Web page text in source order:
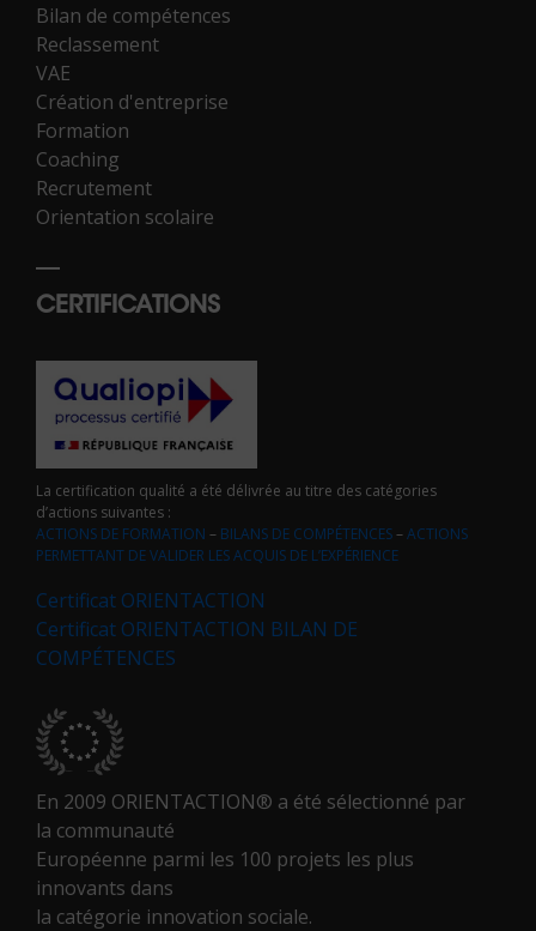
Bilan de compétences
Reclassement
VAE
Création d'entreprise
Formation
Coaching
Recrutement
Orientation scolaire
CERTIFICATIONS
La certification qualité a été délivrée au titre des catégories
d’actions suivantes :
ACTIONS DE FORMATION – BILANS DE COMPÉTENCES–ACTIONS
PERMETTANT DE VALIDER LES ACQUIS DE L’EXPÉRIENCE
Certificat ORIENTACTION
Certificat ORIENTACTION BILAN DE
COMPÉTENCES
En 2009 ORIENTACTION® a été sélectionné par
la communauté
Européenne parmi les 100 projets les plus
innovants dans
la catégorie innovation sociale.